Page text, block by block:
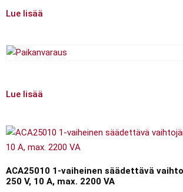
Lue lisää
Lue lisää
ACA25010 1-vaiheinen säädettävä
250 V, 10 A, max. 2200 VA